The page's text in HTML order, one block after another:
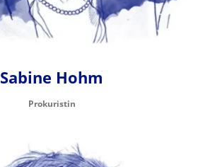
Sabine Hohm
Prokuristin